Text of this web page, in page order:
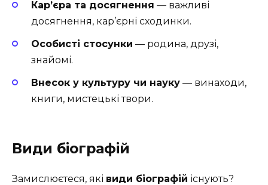
Кар’єра та досягнення — важливі
досягнення, кар’єрні сходинки.
Особисті стосунки — родина, друзі,
знайомі.
Внесок у культуру чи науку — винаходи,
книги, мистецькі твори.
Види біографій
Замислюєтеся, які види біографій існують?